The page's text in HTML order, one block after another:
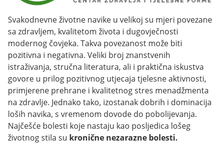
Svakodnevne životne navike u velikoj su mjeri povezane
sa zdravljem, kvalitetom života i dugovječnosti
modernog čovjeka. Takva povezanost može biti
pozitivna i negativna. Veliki broj znanstvenih
istraživanja, stručna literatura, ali i praktična iskustva
govore u prilog pozitivnog utjecaja tjelesne aktivnosti,
primjerene prehrane i kvalitetnog stres menadžmenta
na zdravlje. Jednako tako, izostanak dobrih i dominacija
loših navika, s vremenom dovode do pobolijevanja.
Najčešće bolesti koje nastaju kao posljedica lošeg
životnog stila su kronične nezarazne bolesti.